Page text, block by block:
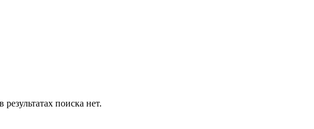
результатах поиска нет.